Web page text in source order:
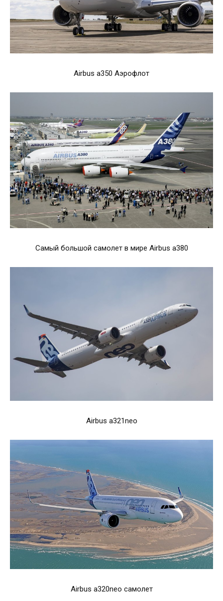
Airbus a350 Аэрофлот
Самый большой самолет в мире Airbus a380
Airbus a321neo
Airbus a320neo самолет